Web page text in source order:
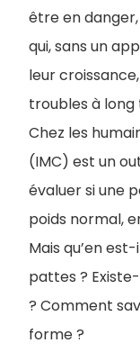
être en
qui, sans un
leur
troubles à long
Chez les
(IMC) est un
évaluer si une
poids normal,
Mais qu’en
pattes ?
? Comment
forme ?